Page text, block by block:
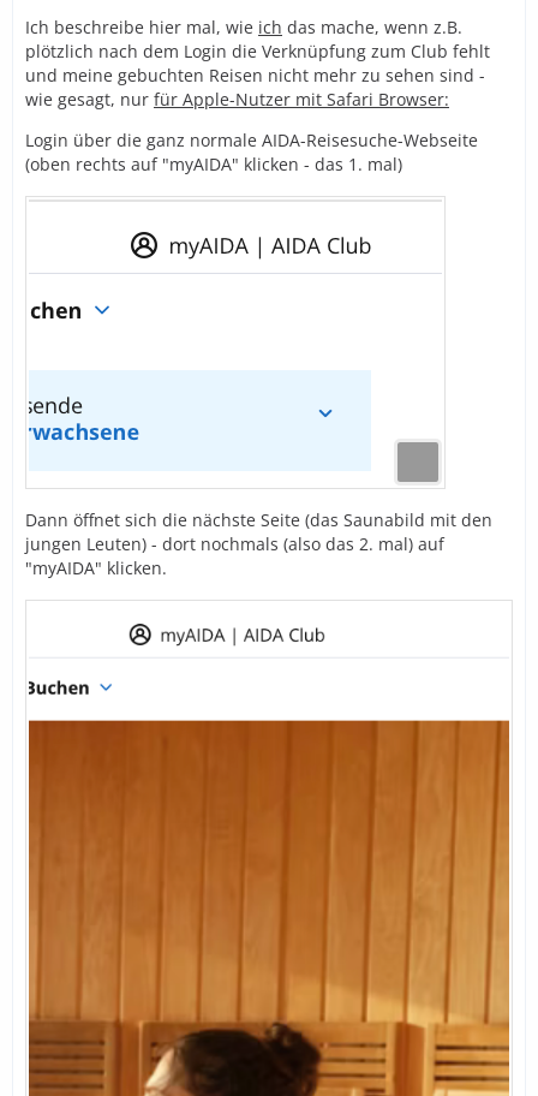
Ich beschreibe hier mal, wie ich das mache, wenn z.B.
plötzlich nach dem Login die Verknüpfung zum Club fehlt
und meine gebuchten Reisen nicht mehr zu sehen sind -
wie gesagt, nur für Apple-Nutzer mit Safari Browser:
Login über die ganz normale AIDA-Reisesuche-Webseite
(oben rechts auf "myAIDA" klicken - das 1. mal)
Dann öffnet sich die nächste Seite (das Saunabild mit den
jungen Leuten) - dort nochmals (also das 2. mal) auf
"myAIDA" klicken.